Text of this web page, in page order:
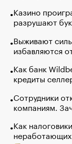
Казино
разрушают
Выживают
избавляются
Как банк
кредиты
Сотрудники
компаниям.
Как
неработающих